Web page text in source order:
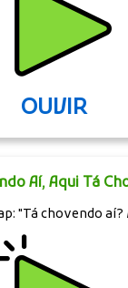
OUVIR
Aí, Aqui Tá
"Tá chovendo aí?